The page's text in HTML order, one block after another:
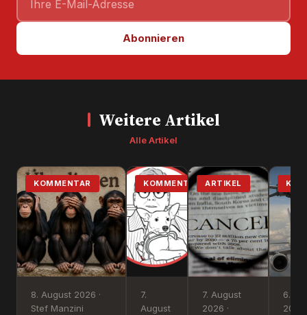
Abonnieren
Weitere Artikel
Alle Artikel
KOMMENTAR
8. August 2026 ·
Stef Manzini
KOMMENTAR
7.
August
ARTIKEL
7. August
2026 ·
6.
2026